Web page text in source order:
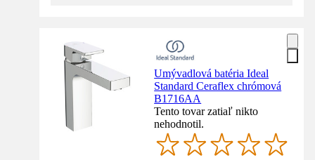
Umývadlová batéria Ideal
Standard Ceraflex chrómová
B1716AA
Tento tovar zatiaľ nikto
nehodnotil.